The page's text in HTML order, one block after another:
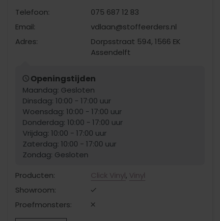
Telefoon:
075 687 12 83
Email:
vdlaan@stoffeerders.nl
Adres:
Dorpsstraat 594, 1566 EK
Assendelft
Openingstijden
Maandag: Gesloten
Dinsdag: 10:00 - 17:00 uur
Woensdag: 10:00 - 17:00 uur
Donderdag: 10:00 - 17:00 uur
Vrijdag: 10:00 - 17:00 uur
Zaterdag: 10:00 - 17:00 uur
Zondag: Gesloten
Producten:
Click Vinyl, Vinyl
Showroom:
Proefmonsters: